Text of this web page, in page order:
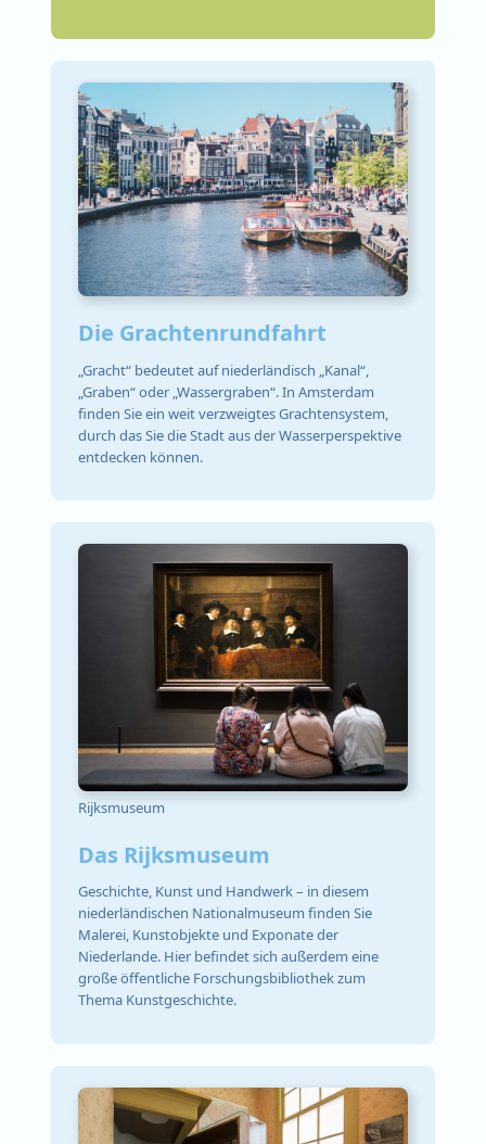
Die Grachtenrundfahrt
„Gracht“ bedeutet auf niederländisch „Kanal“,
„Graben“ oder „Wassergraben“. In Amsterdam
finden Sie ein weit verzweigtes Grachtensystem,
durch das Sie die Stadt aus der Wasserperspektive
entdecken können.
Rijksmuseum
Das Rijksmuseum
Geschichte, Kunst und Handwerk – in diesem
niederländischen Nationalmuseum finden Sie
Malerei, Kunstobjekte und Exponate der
Niederlande. Hier befindet sich außerdem eine
große öffentliche Forschungsbibliothek zum
Thema Kunstgeschichte.